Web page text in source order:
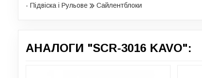
- Підвіска і Рульове
Сайлентблоки
АНАЛОГИ "SCR-3016 KAVO":